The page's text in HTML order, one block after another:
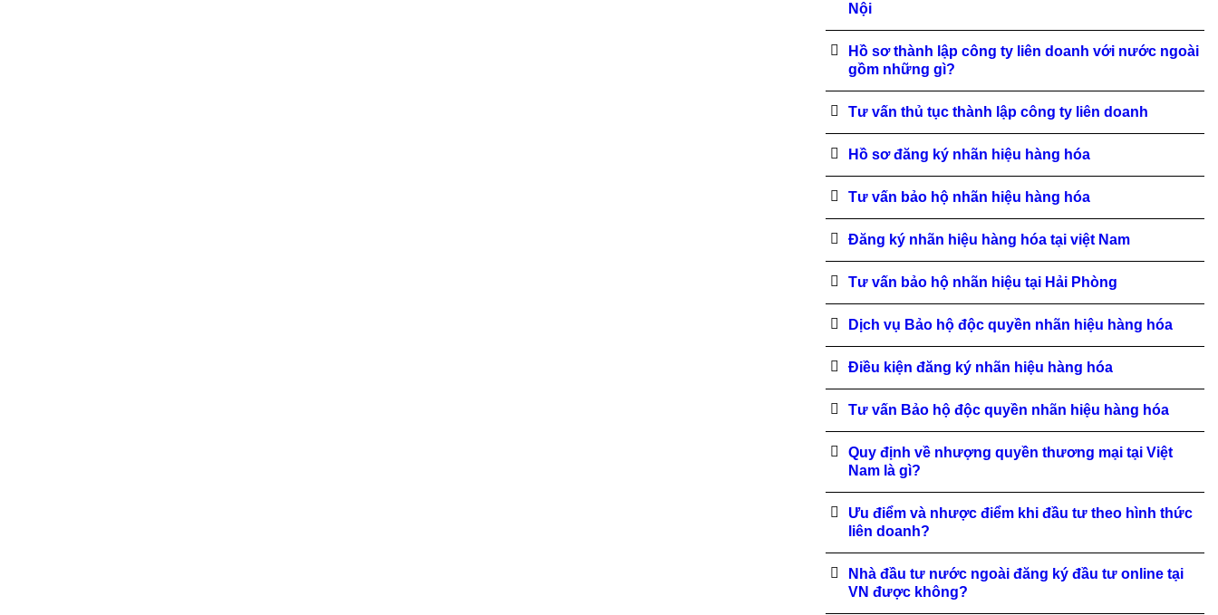
Nội
Hồ sơ thành lập công ty liên doanh với nước ngoài
gồm những gì?
Tư vấn thủ tục thành lập công ty liên doanh
Hồ sơ đăng ký nhãn hiệu hàng hóa
Tư vấn bảo hộ nhãn hiệu hàng hóa
Đăng ký nhãn hiệu hàng hóa tại việt Nam
Tư vấn bảo hộ nhãn hiệu tại Hải Phòng
Dịch vụ Bảo hộ độc quyền nhãn hiệu hàng hóa
Điều kiện đăng ký nhãn hiệu hàng hóa
Tư vấn Bảo hộ độc quyền nhãn hiệu hàng hóa
Quy định về nhượng quyền thương mại tại Việt
Nam là gì?
Ưu điểm và nhược điểm khi đầu tư theo hình thức
liên doanh?
Nhà đầu tư nước ngoài đăng ký đầu tư online tại
VN được không?